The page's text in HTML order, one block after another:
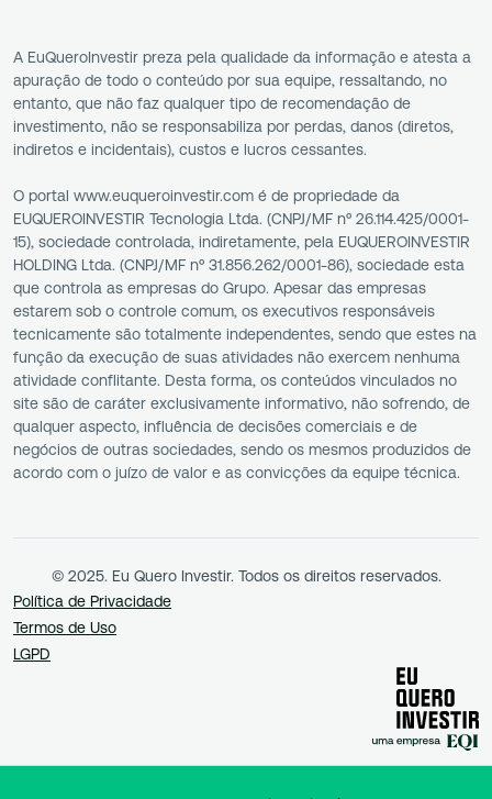
A EuQueroInvestir preza pela qualidade da informação e atesta a
apuração de todo o conteúdo por sua equipe, ressaltando, no
entanto, que não faz qualquer tipo de recomendação de
investimento, não se responsabiliza por perdas, danos (diretos,
indiretos e incidentais), custos e lucros cessantes.
O portal www.euqueroinvestir.com é de propriedade da
EUQUEROINVESTIR Tecnologia Ltda. (CNPJ/MF nº 26.114.425/0001-
15), sociedade controlada, indiretamente, pela EUQUEROINVESTIR
HOLDING Ltda. (CNPJ/MF nº 31.856.262/0001-86), sociedade esta
que controla as empresas do Grupo. Apesar das empresas
estarem sob o controle comum, os executivos responsáveis
tecnicamente são totalmente independentes, sendo que estes na
função da execução de suas atividades não exercem nenhuma
atividade conflitante. Desta forma, os conteúdos vinculados no
site são de caráter exclusivamente informativo, não sofrendo, de
qualquer aspecto, influência de decisões comerciais e de
negócios de outras sociedades, sendo os mesmos produzidos de
acordo com o juízo de valor e as convicções da equipe técnica.
© 2025. Eu Quero Investir. Todos os direitos reservados.
Política de Privacidade
Termos de Uso
LGPD